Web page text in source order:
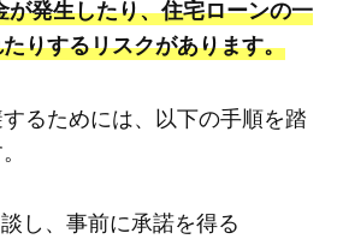
が発生したり、住宅ローンの一
りするリスクがあります。
るためには、以下の手順を踏
し、事前に承諾を得る